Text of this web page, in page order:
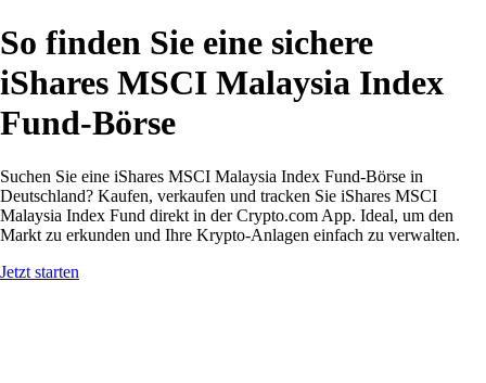
So finden Sie eine sichere
iShares MSCI Malaysia Index
Fund-Börse
Suchen Sie eine iShares MSCI Malaysia Index Fund-Börse in
Deutschland? Kaufen, verkaufen und tracken Sie iShares MSCI
Malaysia Index Fund direkt in der Crypto.com App. Ideal, um den
Markt zu erkunden und Ihre Krypto-Anlagen einfach zu verwalten.
Jetzt starten